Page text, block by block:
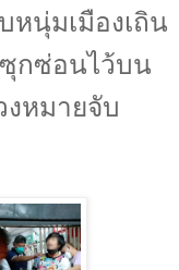
หนุ่มเมืองเถิน
กซ่อนไว้บน
งหมายจับ